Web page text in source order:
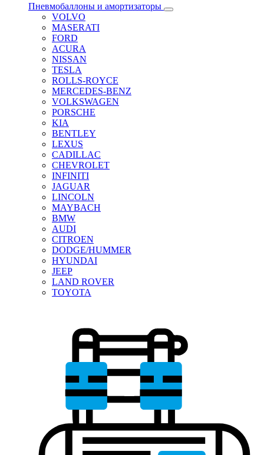
Пневмобаллоны и амортизаторы
VOLVO
MASERATI
FORD
ACURA
NISSAN
TESLA
ROLLS-ROYCE
MERCEDES-BENZ
VOLKSWAGEN
PORSCHE
KIA
BENTLEY
LEXUS
CADILLAC
CHEVROLET
INFINITI
JAGUAR
LINCOLN
MAYBACH
BMW
AUDI
CITROEN
DODGE/HUMMER
HYUNDAI
JEEP
LAND ROVER
TOYOTA